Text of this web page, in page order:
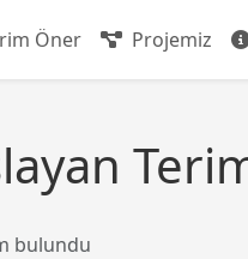
Öner Projemiz
bulundu